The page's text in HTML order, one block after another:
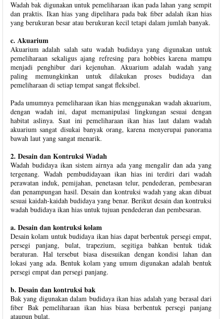
Wadah bak digunakan untuk pemeliharaan ikan pada lahan yang sempit
dan praktis. Ikan hias yang dipelihara pada bak fiber adalah ikan hias
yang berukuran besar atau berukuran kecil tetapi dalam jumlah banyak.
c. Akuarium
Akuarium adalah salah satu wadah budidaya yang digunakan untuk
pemeliharaan sekaligus ajang refresing para hobbies karena mampu
menjadi penghibur dari kejenuhan. Akuarium adalah wadah yang
paling memungkinkan untuk dilakukan proses budidaya dan
pemeliharaan di setiap tempat sangat fleksibel.
Pada umumnya pemeliharaan ikan hias menggunakan wadah akuarium,
dengan wadah ini, dapat memanipulasi lingkungan sesuai dengan
habitat aslinya. Saat ini pemeliharaan ikan hias laut dalam wadah
akuarium sangat disukai banyak orang, karena menyerupai panorama
bawah laut yang sangat menarik.
2. Desain dan Kontruksi Wadah
Wadah budidaya ikan sistem airnya ada yang mengalir dan ada yang
tergenang. Wadah pembudidayaan ikan hias ini terdiri dari wadah
perawatan induk, pemijahan, penetasan telur, pendederan, pembesaran
dan penampungan hasil. Desain dan kontruksi wadah yang akan dibuat
sesuai kaidah-kaidah budidaya yang benar. Berikut desain dan kontruksi
wadah budidaya ikan hias untuk tujuan pendederan dan pembesaran.
a. Desain dan kontruksi kolam
Desain kolam untuk budidaya ikan hias dapat berbentuk persegi empat,
persegi panjang, bulat, trapezium, segitiga bahkan bentuk tidak
beraturan. Hal tersebut biasa disesuikan dengan kondisi lahan dan
lokasi yang ada. Bentuk kolam yang umum digunakan adalah bentuk
persegi empat dan persegi panjang.
b. Desain dan kontruksi bak
Bak yang digunakan dalam budidaya ikan hias adalah yang berasal dari
fiber Bak pemeliharaan ikan hias biasa berbentuk persegi panjang
ataupun bulat.